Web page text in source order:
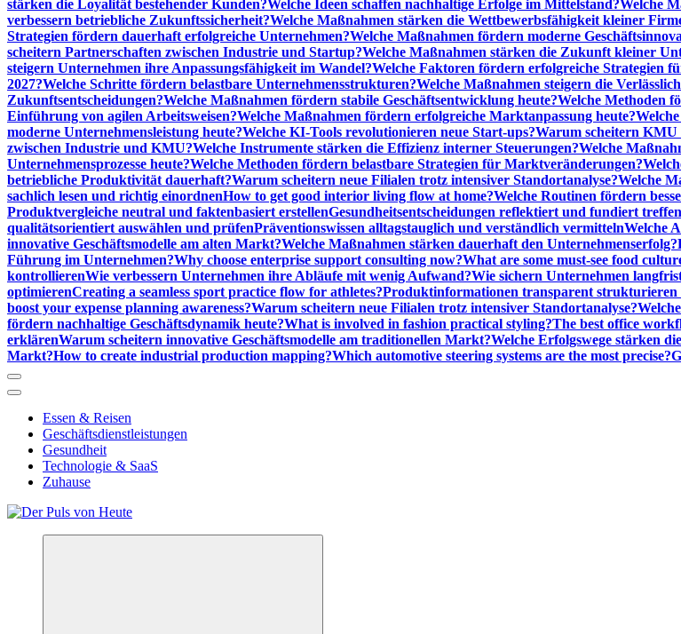
stärken die Loyalität bestehender Kunden?Welche Ideen schaffen nachhaltige Erfolge im Mittelstand?Welche
verbessern betriebliche Zukunftssicherheit?Welche Maßnahmen stärken die Wettbewerbsfähigkeit kleiner
Strategien fördern dauerhaft erfolgreiche Unternehmen?Welche Maßnahmen fördern moderne
scheitern Partnerschaften zwischen Industrie und Startup?Welche Maßnahmen stärken die Zukunft kleiner
steigern Unternehmen ihre Anpassungsfähigkeit im Wandel?Welche Faktoren fördern erfolgreiche Strategien
2027?Welche Schritte fördern belastbare Unternehmensstrukturen?Welche Maßnahmen steigern die
Zukunftsentscheidungen?Welche Maßnahmen fördern stabile Geschäftsentwicklung heute?Welche Methoden
Einführung von agilen Arbeitsweisen?Welche Maßnahmen fördern erfolgreiche Marktanpassung heute?
moderne Unternehmensleistung heute?Welche KI-Tools revolutionieren neue Start-ups?Warum scheitern KMU
zwischen Industrie und KMU?Welche Instrumente stärken die Effizienz interner Steuerungen?Welche
Unternehmensprozesse heute?Welche Methoden fördern belastbare Strategien für Marktveränderungen?
betriebliche Produktivität dauerhaft?Warum scheitern neue Filialen trotz intensiver Standortanalyse?Welche
sachlich lesen und richtig einordnenHow to get good interior living flow at home?Welche Routinen fördern
Produktvergleiche neutral und faktenbasiert erstellenGesundheitsentscheidungen reflektiert und fundiert treffen
qualitätsorientiert auswählen und prüfenPräventionswissen alltagstauglich und verständlich vermittelnWelche
innovative Geschäftsmodelle am alten Markt?Welche Maßnahmen stärken dauerhaft den Unternehmenserfolg?
Führung im Unternehmen?Why choose enterprise support consulting now?What are some must-see food
kontrollierenWie verbessern Unternehmen ihre Abläufe mit wenig Aufwand?Wie sichern Unternehmen
optimierenCreating a seamless sport practice flow for athletes?Produktinformationen transparent strukturieren
boost your expense planning awareness?Warum scheitern neue Filialen trotz intensiver Standortanalyse?
fördern nachhaltige Geschäftsdynamik heute?What is involved in fashion practical styling?The best office
erklärenWarum scheitern innovative Geschäftsmodelle am traditionellen Markt?Welche Erfolgswege stärken
Markt?How to create industrial production mapping?Which automotive steering systems are the most precise?
Essen & Reisen
Geschäftsdienstleistungen
Gesundheit
Technologie & SaaS
Zuhause
Meldungen die Resonanz finden